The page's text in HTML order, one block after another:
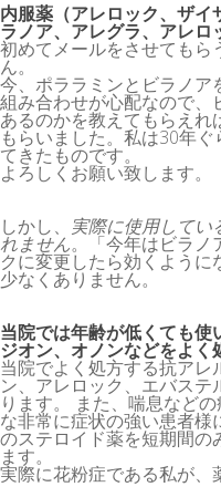
内服薬（アレロック、ザ
ラノア、アレグラ、アレロ
初めてメールをさせても
ん。
今、ポララミンとビラノア
組み合わせが心配なので、
あるのかを教えてもらえれ
もらいました。私は30年
てきたものです。
よろしくお願い致します。
しかし、 実際に使用してい
れません。「今年はビラノ
クに変更したら効くよう
少なくありません。
当院では年齢が低くても
ジオン、オノンなどをよく
当院でよく処方する抗ア
ン、アレロック、エバス
ります。 また、喘息など
な非常に症状の強い患者
のステロイド薬を短期間の
ます。
実際に花粉症である私が、